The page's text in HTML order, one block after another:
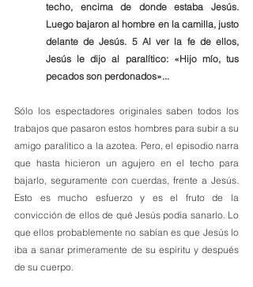
techo, encima de donde estaba Jesús.
Luego bajaron al hombre en la camilla, justo
delante de Jesús. 5 Al ver la fe de ellos,
Jesús le dijo al paralítico: «Hijo mío, tus
pecados son perdonados»...
Sólo los espectadores originales saben todos los
trabajos que pasaron estos hombres para subir a su
amigo paralítico a la azotea. Pero, el episodio narra
que hasta hicieron un agujero en el techo para
bajarlo, seguramente con cuerdas, frente a Jesús.
Esto es mucho esfuerzo y es el fruto de la
convicción de ellos de qué Jesús podía sanarlo. Lo
que ellos probablemente no sabían es que Jesús lo
iba a sanar primeramente de su espíritu y después
de su cuerpo.